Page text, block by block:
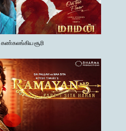
கண்கலங்கிய சூரி